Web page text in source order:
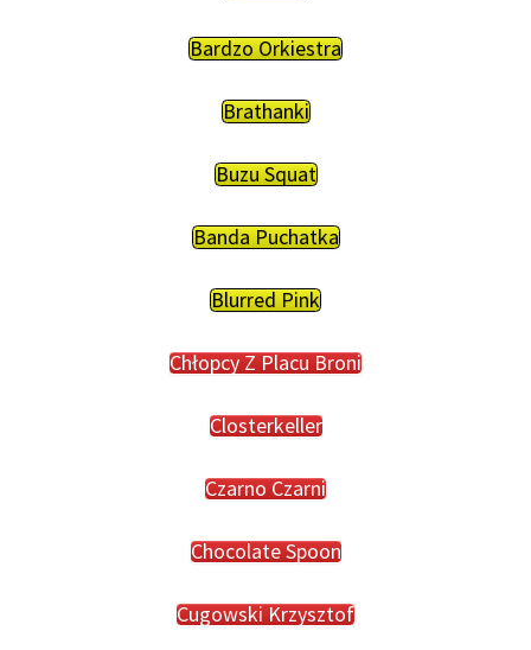
Bardzo Orkiestra
Brathanki
Buzu Squat
Banda Puchatka
Blurred Pink
Chłopcy Z Placu Broni
Closterkeller
Czarno Czarni
Chocolate Spoon
Cugowski Krzysztof